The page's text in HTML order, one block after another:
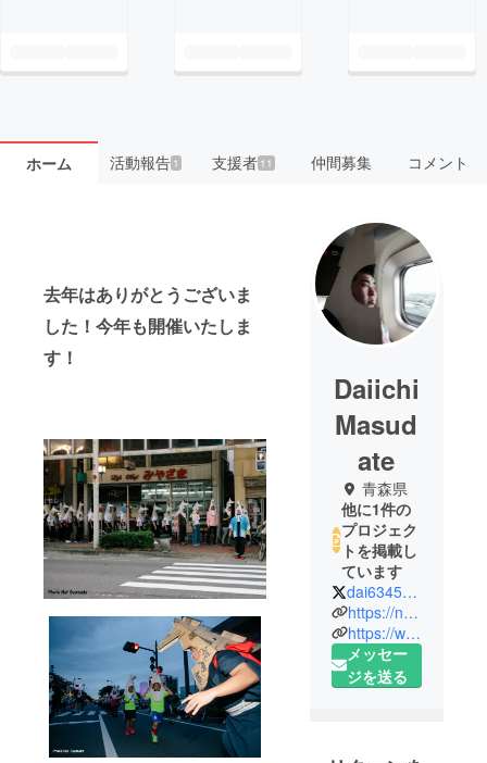
ホーム 活動報告1 支援者 11 仲間募集 コメント
去年はありがとうございま
した！今年も開催いたしま
す！
Daiichi
Masud
ate
青森県
他に1件の
プロジェク
トを掲載し
ています
dai6345789
https://note.mu/towadaumagin
https://www.facebook.com/Umagin2012/
メッセー
ジを送る